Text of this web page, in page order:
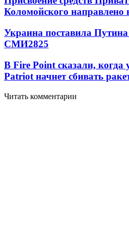
Коломойского направлено
Украина поставила
СМИ2825
В Fire Point сказали, когда
Patriot начнет сбивать
Читать комментарии